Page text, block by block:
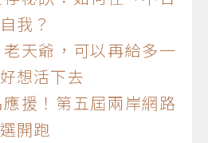
我？
天爺，可以再給多一
想活下去
援！第五屆兩岸網路
開跑